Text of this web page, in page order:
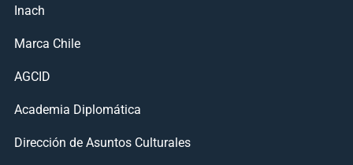
Inach
Marca Chile
AGCID
Academia Diplomática
Dirección de Asuntos Culturales